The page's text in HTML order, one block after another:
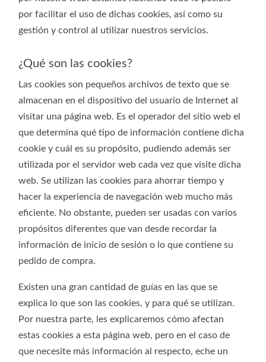
por facilitar el uso de dichas cookies, así como su
gestión y control al utilizar nuestros servicios.
¿Qué son las cookies?
Las cookies son pequeños archivos de texto que se
almacenan en el dispositivo del usuario de Internet al
visitar una página web. Es el operador del sitio web el
que determina qué tipo de información contiene dicha
cookie y cuál es su propósito, pudiendo además ser
utilizada por el servidor web cada vez que visite dicha
web. Se utilizan las cookies para ahorrar tiempo y
hacer la experiencia de navegación web mucho más
eficiente. No obstante, pueden ser usadas con varios
propósitos diferentes que van desde recordar la
información de inicio de sesión o lo que contiene su
pedido de compra.
Existen una gran cantidad de guías en las que se
explica lo que son las cookies, y para qué se utilizan.
Por nuestra parte, les explicaremos cómo afectan
estas cookies a esta página web, pero en el caso de
que necesite más información al respecto, eche un